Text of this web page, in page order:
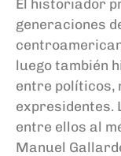
El historiador
generaciones
luego también
entre políticos,
expresidentes.
entre ellos al
Manuel